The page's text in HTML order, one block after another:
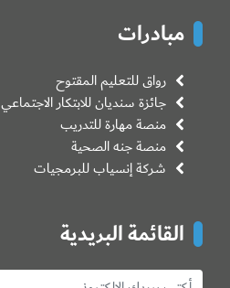
مبادرات
رواق للتعليم المقتوح
جائزة سنديان للابتكار الاجتماعي
منصة مهارة للتدريب
منصة جنه الصحية
شركة إنسياب للبرمجيات
القائمة البريدية